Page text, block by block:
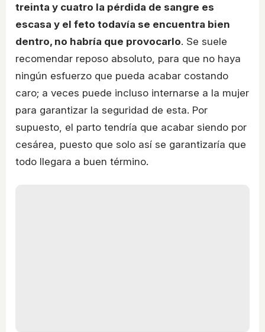
treinta y cuatro la pérdida de sangre es
escasa y el feto todavía se encuentra bien
dentro, no habría que provocarlo. Se suele
recomendar reposo absoluto, para que no haya
ningún esfuerzo que pueda acabar costando
caro; a veces puede incluso internarse a la mujer
para garantizar la seguridad de esta. Por
supuesto, el parto tendría que acabar siendo por
cesárea, puesto que solo así se garantizaría que
todo llegara a buen término.